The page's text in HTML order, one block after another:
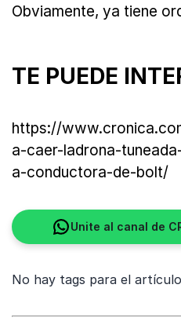
Obviamente, ya tiene
TE PUEDE
https://
a-caer-ladrona-
a-conductora-de-bolt/
Unite al canal de
No hay tags para el